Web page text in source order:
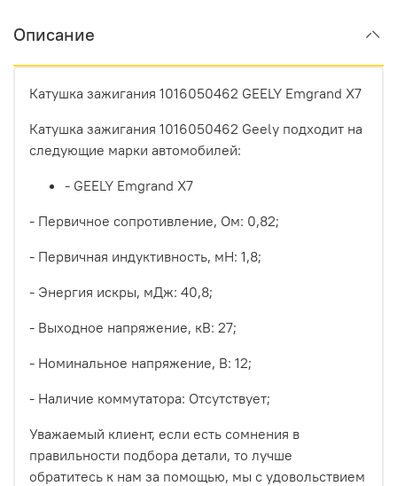
Описание
Катушка зажигания 1016050462 GEELY Emgrand X7
Катушка зажигания 1016050462 Geely подходит на
следующие марки автомобилей:
- GEELY Emgrand X7
- Первичное сопротивление, Ом: 0,82;
- Первичная индуктивность, мН: 1,8;
- Энергия искры, мДж: 40,8;
- Выходное напряжение, кВ: 27;
- Номинальное напряжение, В: 12;
- Наличие коммутатора: Отсутствует;
Уважаемый клиент, если есть сомнения в
правильности подбора детали, то лучше
обратитесь к нам за помощью, мы с удовольствием